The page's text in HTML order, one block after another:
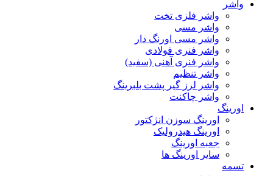
واشر
واشر فلزی تخت
واشر مسی
واشر مسی اورنگ دار
واشر فنری فولادی
واشر فنری آهنی (سفید)
واشر تنظیم
واشر لرز گیر پشت بلبرینگ
واشر چاکنت
اورینگ
اورینگ سوزن انژکتور
اورینگ هیدرولیک
جعبه اورینگ
سایر اورینگ ها
تسمه